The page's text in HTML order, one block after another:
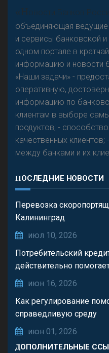
«Н
овости Банков
объединяющая
и сервисы банковской
одном портале в
информацию и новости
«Наши задачи» -
оперативную,
информацию по
клиентам в выборе
продуктов; -
качественных
между банками и их
ПОСЛЕДНИЕ НОВОСТИ
Перевозка
Калининград
июл 10, 2026
Потребительский
действительно
июн 16, 2026
Как регулирование
справедливую среду
июн 01, 2026
ДОПОЛНИТЕЛЬНЫЕ